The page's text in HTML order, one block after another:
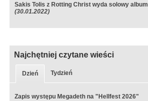
Sakis Tolis z Rotting Christ wyda solowy album
(30.01.2022)
Najchętniej czytane wieści
Dzień Tydzień
Zapis występu Megadeth na "Hellfest 2026"